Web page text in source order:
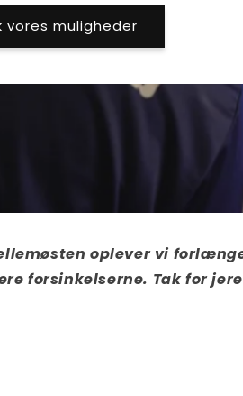
vores muligheder
oplever vi
forsinkelserne. Tak for